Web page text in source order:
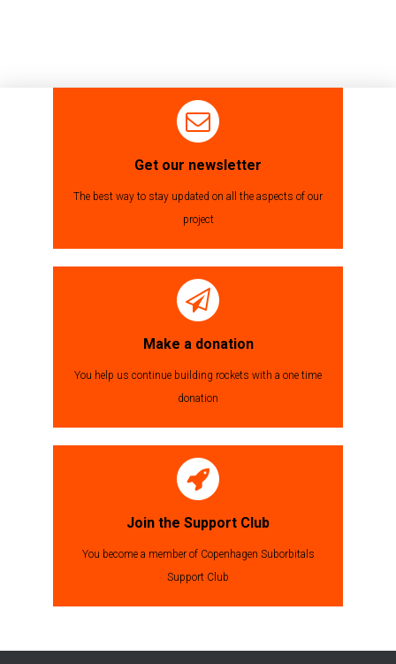
Get our newsletter
The best way to stay updated on all the aspects of our
project
Make a donation
You help us continue building rockets with a one time
donation
Join the Support Club
You become a member of Copenhagen Suborbitals
Support Club